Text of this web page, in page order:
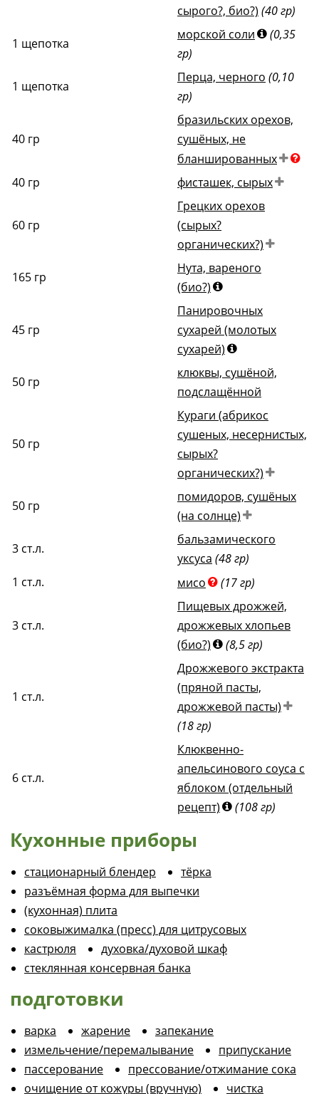
сырого?, био?) (40 гр)
1 щепотка
морской соли
(0,35
гр)
1 щепотка
Перца, черного (0,10
гр)
40 гр
бразильских орехов,
сушёных, не
бланшированных
40 гр фисташек, сырых
60 гр
Грецких орехов
(сырых?
органических?)
165 гр
Нута, вареного
(био?)
45 гр
Панировочных
сухарей (молотых
сухарей)
50 гр
клюквы, сушёной,
подслащённой
50 гр
Кураги (абрикос
сушеных, несернистых,
сырых?
органических?)
50 гр
помидоров, сушёных
(на солнце)
3 ст.л.
бальзамического
уксуса (48 гр)
1 ст.л. мисо (17 гр)
3 ст.л.
Пищевых дрожжей,
дрожжевых хлопьев
(био?)
(8,5 гр)
1 ст.л.
Дрожжевого экстракта
(пряной пасты,
дрожжевой пасты)
(18 гр)
6 ст.л.
Клюквенно-
апельсинового соуса с
яблоком (отдельный
рецепт)
(108 гр)
Кухонные приборы
стационарный блендер
тёрка
разъёмная форма для выпечки
(кухонная) плита
соковыжималка (пресс) для цитрусовых
кастрюля
духовка/духовой шкаф
стеклянная консервная банка
подготовки
варка жарение
запекание
измельчение/перемалывание
припускание
пассерование
прессование/отжимание сока
очищение от кожуры (вручную)
чистка